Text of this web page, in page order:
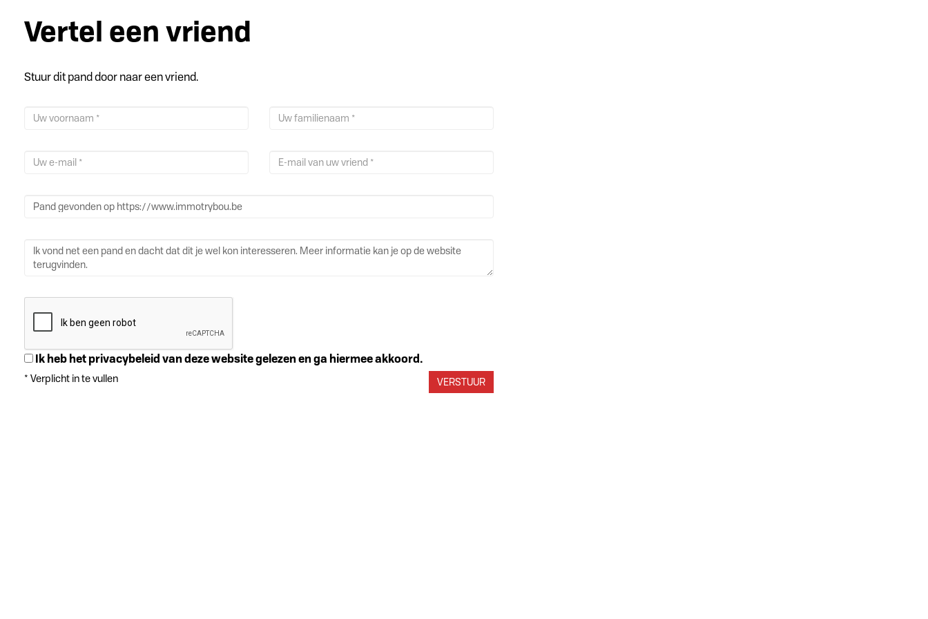
Vertel een vriend
Stuur dit pand door naar een vriend.
Ik heb het privacybeleid van deze website gelezen en ga hiermee akkoord.
* Verplicht in te vullen